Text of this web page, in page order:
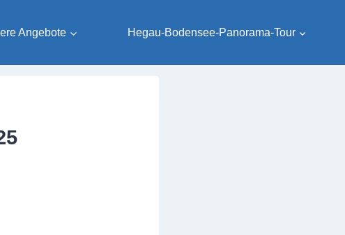
Angebote Hegau-Bodensee-Panorama-Tour